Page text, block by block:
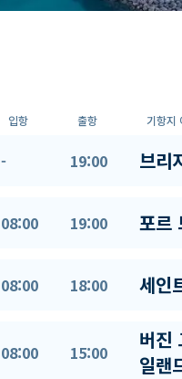
입항 출항 기항지
- 19:00 브리
08:00 19:00 포르
08:00 18:00 세인
08:00 15:00
버진
일랜